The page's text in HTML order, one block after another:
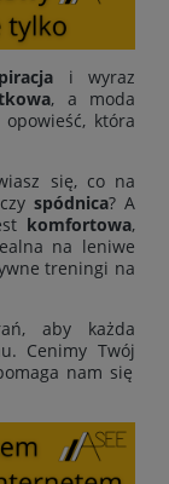
i wyraz
, a moda
która
się, co na
spódnica? A
komfortowa,
na leniwe
treningi na
aby każda
Cenimy Twój
nam się